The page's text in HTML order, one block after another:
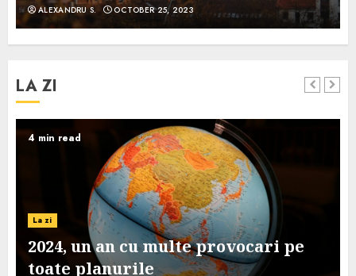
ALEXANDRU S. OCTOBER 25, 2023
LA ZI
4 min read
La zi
2024, un an cu multe provocari pe
toate planurile